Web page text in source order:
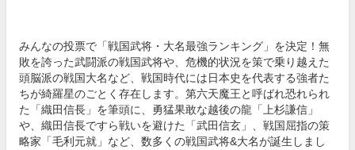
みんなの投票で「戦国武将・大名最強ランキング」を決定！無
敗を誇った武闘派の戦国武将や、危機的状況を策で乗り越えた
頭脳派の戦国大名など、戦国時代には日本史を代表する強者た
ちが綺羅星のごとく存在します。第六天魔王と呼ばれ恐れられ
た「織田信長」を筆頭に、勇猛果敢な越後の龍「上杉謙信」
や、織田信長ですら戦いを避けた「武田信玄」、戦国屈指の策
略家「毛利元就」など、数多くの戦国武将&大名が誕生しまし